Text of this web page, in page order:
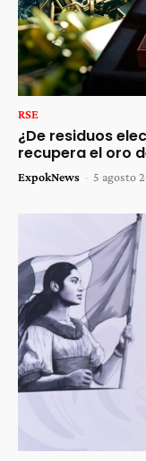
RSE
¿De residuos
recupera el oro
ExpokNews - 5 agosto